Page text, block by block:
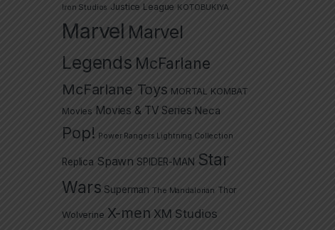
Iron Studios Justice League KOTOBUKIYA
Marvel Marvel
Legends McFarlane
McFarlane Toys MORTAL KOMBAT
Movies Movies & TV Series Neca
Pop! Power Rangers Lightning Collection
Replica Spawn SPIDER-MAN Star
Wars Superman The Mandalorian Thor
Wolverine X-men XM Studios